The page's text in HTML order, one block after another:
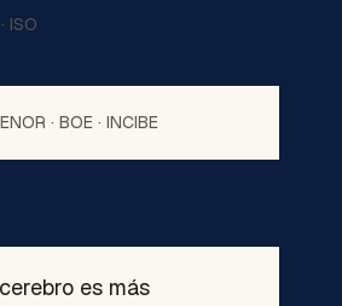
· ISO
·BOE ·INCIBE
es más